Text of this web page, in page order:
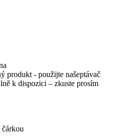
produkt - použijte našeptávač
k dispozici – zkuste prosím
čárkou